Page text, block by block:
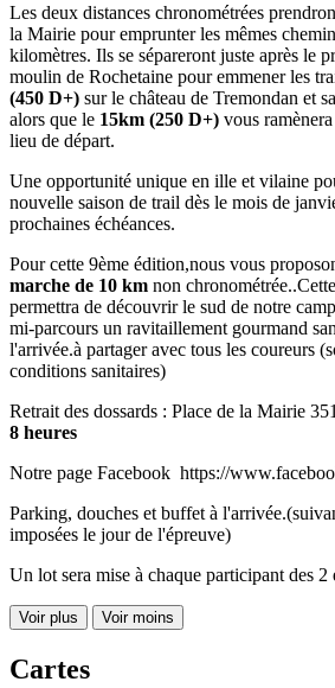
Les deux distances chronométrées
la Mairie pour emprunter les mêmes
kilomètres. Ils se sépareront juste après le
moulin de Rochetaine pour emmener les
(450 D+) sur le château de Tremondan et
alors que le 15km (250 D+) vous
lieu de départ.
Une opportunité unique en ille et vilaine
nouvelle saison de trail dès le mois de
prochaines échéances.
Pour cette 9ème édition,nous vous
marche de 10 km non
permettra de découvrir le sud de notre
mi-parcours un ravitaillement gourmand
l'arrivée.à partager avec tous les coureurs
conditions sanitaires)
Retrait des dossards : Place de la Mairie
8 heures
Notre page Facebook https://
Parking, douches et buffet à
imposées le jour de l'épreuve)
Un lot sera mise à chaque participant des 2
Voir plus Voir moins
Cartes